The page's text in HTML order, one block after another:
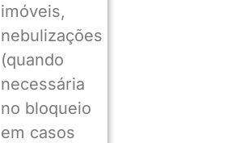
imóveis,
nebulizações
(quando
necessária
no bloqueio
em casos